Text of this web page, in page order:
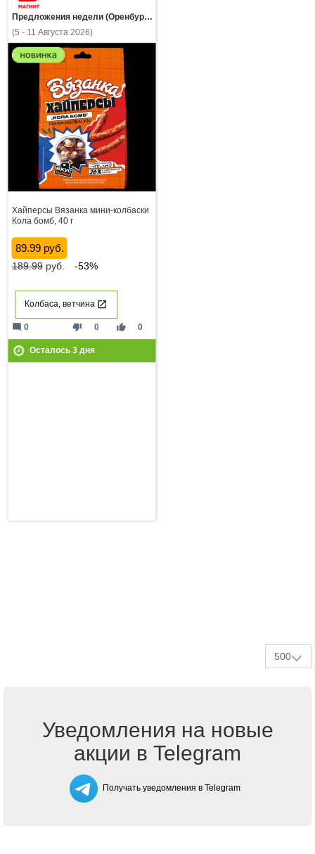
Предложения недели (Оренбургская область)
(5 - 11 Августа 2026)
Хайперсы Вязанка мини-колбаски
Кола бомб, 40 г
89.99 руб.
189.99руб. -53%
Колбаса, ветчина
thumb_down 0 thumb_up 0
mode_comment 0
Осталось 3дня
500
Уведомления на новые
акции в Telegram
Получать уведомления в Telegram